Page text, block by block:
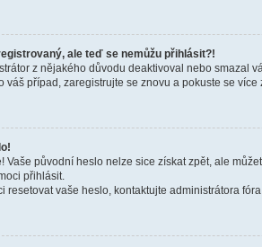
ale teď se nemůžu přihlásit?!
z nějakého důvodu deaktivoval nebo smazal
váš případ, zaregistrujte se znovu a pokuste se více
Vaše původní heslo nelze sice získat zpět, ale
přihlásit.
resetovat vaše heslo, kontaktujte administrátora fóra.